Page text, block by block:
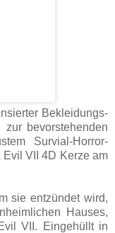
Bekleidungs-
bevorstehenden
Survial-Horror-
VII 4D Kerze am
sie entzündet wird,
Hauses,
VII. Eingehüllt in